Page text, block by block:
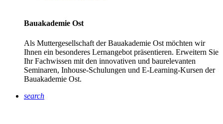
Bauakademie Ost
Als Muttergesellschaft der Bauakademie Ost möchten wir
Ihnen ein besonderes Lernangebot präsentieren. Erweitern Sie
Ihr Fachwissen mit den innovativen und baurelevanten
Seminaren, Inhouse-Schulungen und E-Learning-Kursen der
Bauakademie Ost.
search